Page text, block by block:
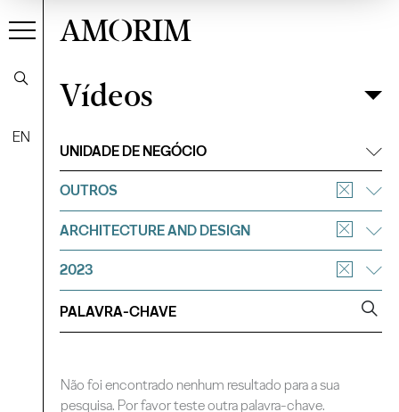
EN
AMORIM
VídeosFiltrar
Vídeos
UNIDADE DE NEGÓCIO
OUTROS
ARCHITECTURE AND DESIGN
2023
Não foi encontrado nenhum resultado para a sua
pesquisa. Por favor teste outra palavra-chave.